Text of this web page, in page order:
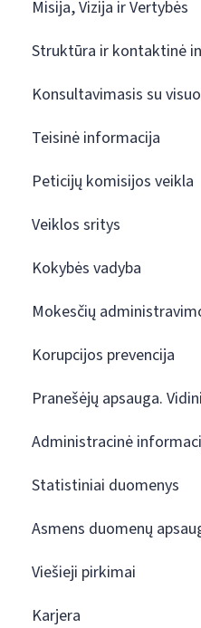
Misija, Vizija ir Vertybės
Struktūra ir kontaktinė
Konsultavimasis su
Teisinė informacija
Peticijų komisijos veikla
Veiklos sritys
Kokybės vadyba
Mokesčių
Korupcijos prevencija
Pranešėjų apsauga.
Administracinė
Statistiniai duomenys
Asmens duomenų
Viešieji pirkimai
Karjera